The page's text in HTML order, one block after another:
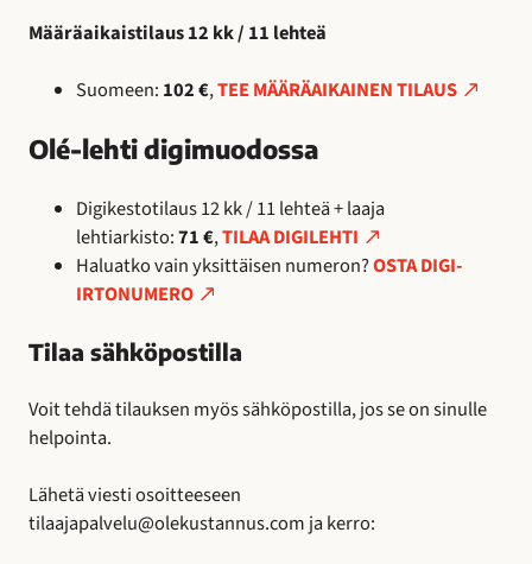
Määräaikaistilaus 12 kk / 11 lehteä
Suomeen: 102 €,TEE MÄÄRÄAIKAINEN TILAUS
Olé-lehti digimuodossa
Digikestotilaus 12 kk / 11 lehteä + laaja
lehtiarkisto:71 €,TILAA DIGILEHTI
Haluatko vain yksittäisen numeron?OSTA DIGI-
IRTONUMERO
Tilaa sähköpostilla
Voit tehdä tilauksen myös sähköpostilla, jos se on sinulle
helpointa.
Lähetä viesti osoitteeseen
tilaajapalvelu@olekustannus.com ja kerro: